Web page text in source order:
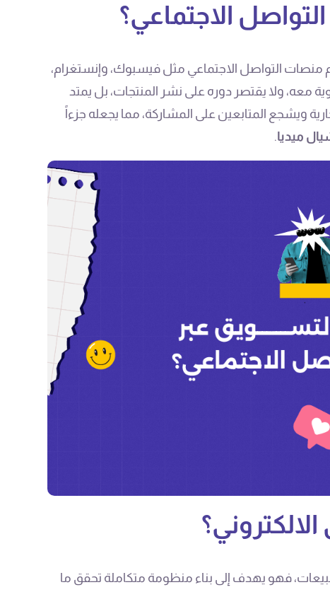
الاجتماعي؟
منصات التواصل الاجتماعي مثل فيسبوك، وإنستغرام،
معه، ولا يقتصر دوره على نشر المنتجات، بل يمتد
ويشجع المتابعين على المشاركة، مما يجعله جزءاً
ميديا.
فهو يهدف إلى بناء منظومة متكاملة تحقق ما